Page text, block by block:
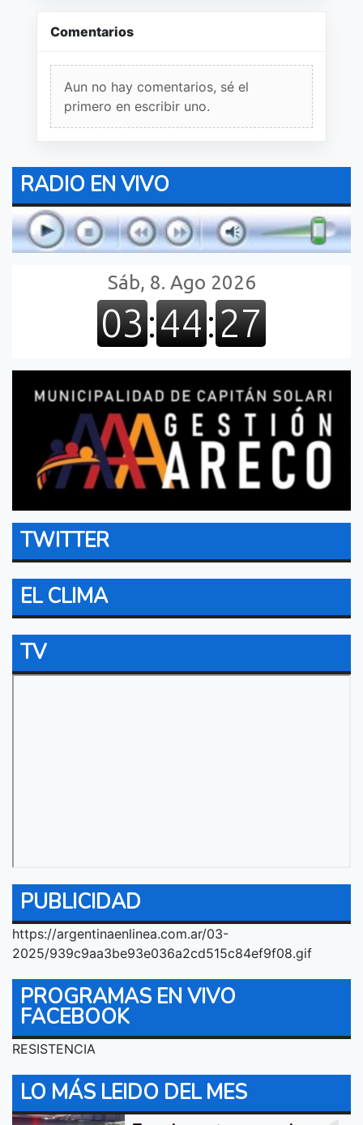
Comentarios
Aun no hay comentarios, sé el
primero en escribir uno.
RADIO EN VIVO
TWITTER
EL CLIMA
TV
PUBLICIDAD
https://argentinaenlinea.com.ar/03-
2025/939c9aa3be93e036a2cd515c84ef9f08.gif
PROGRAMAS EN VIVO
FACEBOOK
RESISTENCIA
LO MÁS LEIDO DEL MES